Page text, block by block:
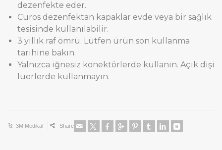
dezenfekte eder.
Curos dezenfektan kapaklar evde veya bir sağlık
tesisinde kullanılabilir.
3 yıllık raf ömrü. Lütfen ürün son kullanma
tarihine bakın.
Yalnızca iğnesiz konektörlerde kullanın. Açık dişi
luerlerde kullanmayın.
3M Medikal Share